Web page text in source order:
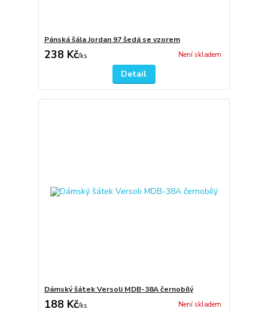
Pánská šála Jordan 97 šedá se vzorem
238 Kč/ks Není skladem
Detail
Dámský šátek Versoli MDB-38A černobílý
188 Kč/ks Není skladem